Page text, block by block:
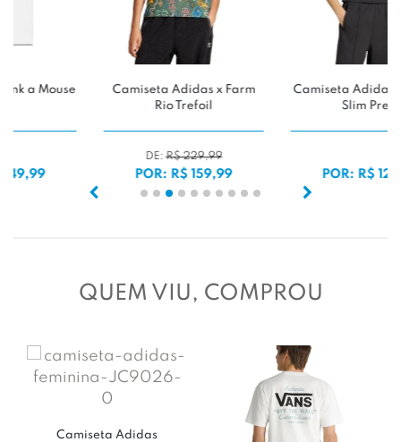
Camiseta Adidas Essential
POR: R$ 129,99
Camiseta Vans Death Grip
POR: R$ 149,99
QUEM VIU, COMPROU
Camiseta Adidas